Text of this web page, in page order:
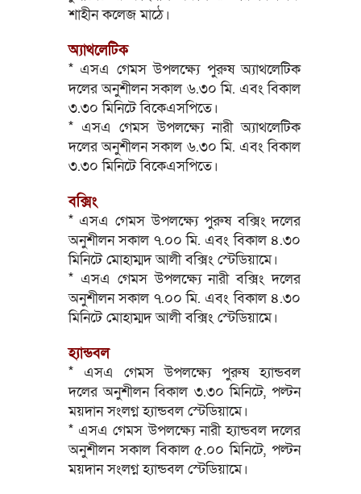
শাহীন কলেজ মাঠে।
অ্যাথলেটিক
* এসএ গেমস উপলক্ষ্যে পুরুষ অ্যাথলেটিক
দলের অনুশীলন সকাল ৬.৩০ মি. এবং বিকাল
৩.৩০ মিনিটে বিকেএসপিতে।
* এসএ গেমস উপলক্ষ্যে নারী অ্যাথলেটিক
দলের অনুশীলন সকাল ৬.৩০ মি. এবং বিকাল
৩.৩০ মিনিটে বিকেএসপিতে।
বক্সিং
* এসএ গেমস উপলক্ষ্যে পুরুষ বক্সিং দলের
অনুশীলন সকাল ৭.০০ মি. এবং বিকাল ৪.৩০
মিনিটে মোহাম্মদ আলী বক্সিং স্টেডিয়ামে।
* এসএ গেমস উপলক্ষ্যে নারী বক্সিং দলের
অনুশীলন সকাল ৭.০০ মি. এবং বিকাল ৪.৩০
মিনিটে মোহাম্মদ আলী বক্সিং স্টেডিয়ামে।
হ্যান্ডবল
* এসএ গেমস উপলক্ষ্যে পুরুষ হ্যান্ডবল
দলের অনুশীলন বিকাল ৩.৩০ মিনিটে, পল্টন
ময়দান সংলগ্ন হ্যান্ডবল স্টেডিয়ামে।
* এসএ গেমস উপলক্ষ্যে নারী হ্যান্ডবল দলের
অনুশীলন সকাল বিকাল ৫.০০ মিনিটে, পল্টন
ময়দান সংলগ্ন হ্যান্ডবল স্টেডিয়ামে।